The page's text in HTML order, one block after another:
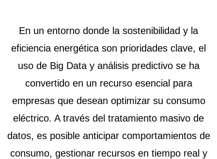
En un entorno donde la sostenibilidad y la
eficiencia energética son prioridades clave, el
uso de Big Data y análisis predictivose ha
convertido en un recurso esencial para
empresas que desean optimizar su consumo
eléctrico. A través del tratamiento masivo de
datos, es posible anticipar comportamientos de
consumo, gestionar recursos en tiempo real y